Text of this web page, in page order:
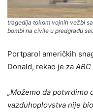
tragedija tokom vojnih vežbi
bombi na civile u predgrađu
Portparol američkih
Donald, rekao je za
„Možemo da potvrdimo
vazduhoplovstva nije